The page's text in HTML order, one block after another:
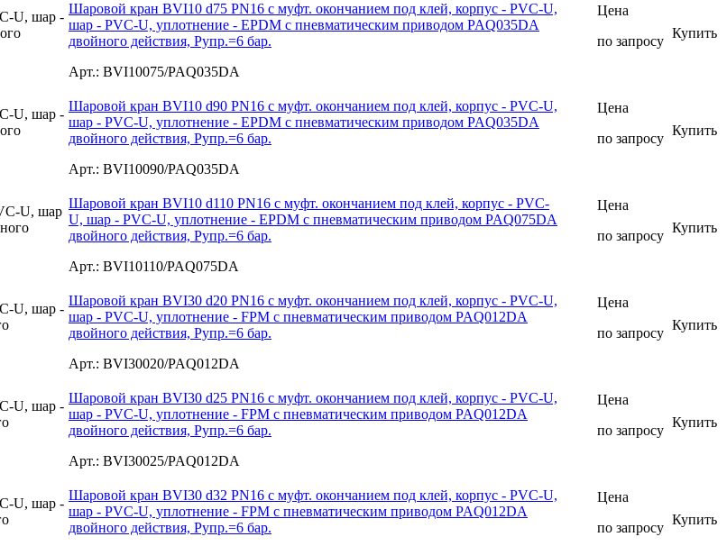
Шаровой кран BVI10 d75 PN16 с муфт. окончанием под клей, корпус - PVC-U,
шар - PVC-U, уплотнение - EPDM с пневматическим приводом PAQ035DA
двойного действия, Рупр.=6 бар.
Арт.: BVI10075/PAQ035DA
Цена
по запросу
Купить
Шаровой кран BVI10 d90 PN16 с муфт. окончанием под клей, корпус - PVC-U,
шар - PVC-U, уплотнение - EPDM с пневматическим приводом PAQ035DA
двойного действия, Рупр.=6 бар.
Арт.: BVI10090/PAQ035DA
Цена
по запросу
Купить
Шаровой кран BVI10 d110 PN16 с муфт. окончанием под клей, корпус - PVC-
U, шар - PVC-U, уплотнение - EPDM с пневматическим приводом PAQ075DA
двойного действия, Рупр.=6 бар.
Арт.: BVI10110/PAQ075DA
Цена
по запросу
Купить
Шаровой кран BVI30 d20 PN16 с муфт. окончанием под клей, корпус - PVC-U,
шар - PVC-U, уплотнение - FPM с пневматическим приводом PAQ012DA
двойного действия, Рупр.=6 бар.
Арт.: BVI30020/PAQ012DA
Цена
по запросу
Купить
Шаровой кран BVI30 d25 PN16 с муфт. окончанием под клей, корпус - PVC-U,
шар - PVC-U, уплотнение - FPM с пневматическим приводом PAQ012DA
двойного действия, Рупр.=6 бар.
Арт.: BVI30025/PAQ012DA
Цена
по запросу
Купить
Шаровой кран BVI30 d32 PN16 с муфт. окончанием под клей, корпус - PVC-U,
шар - PVC-U, уплотнение - FPM с пневматическим приводом PAQ012DA
двойного действия, Рупр.=6 бар.
Цена
по запросу
Купить